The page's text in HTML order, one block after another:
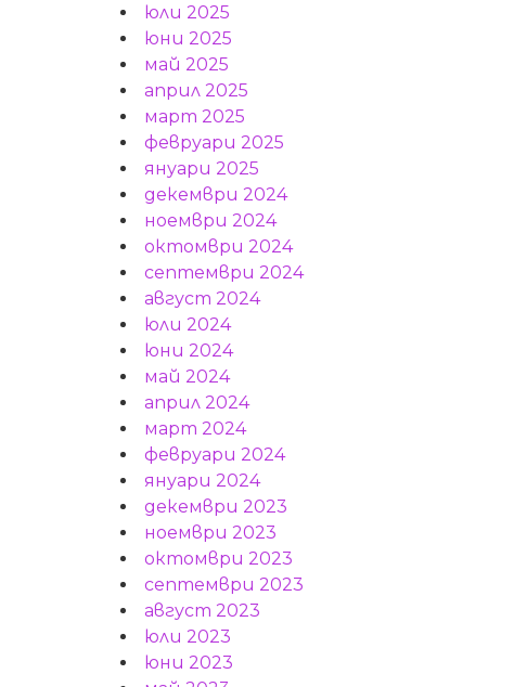
юли 2025
юни 2025
май 2025
април 2025
март 2025
февруари 2025
януари 2025
декември 2024
ноември 2024
октомври 2024
септември 2024
август 2024
юли 2024
юни 2024
май 2024
април 2024
март 2024
февруари 2024
януари 2024
декември 2023
ноември 2023
октомври 2023
септември 2023
август 2023
юли 2023
юни 2023